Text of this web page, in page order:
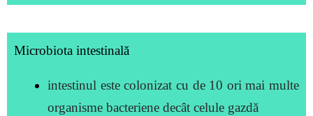
Microbiota intestinală
intestinul este colonizat cu de 10 ori mai multe
organisme bacteriene decât celule gazdă